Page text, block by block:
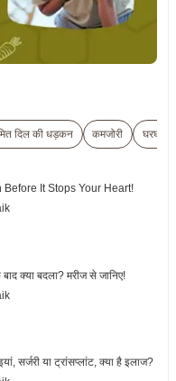
दिल की धड़कन कमजोरी
It Stops Your Heart!
बाद क्या बदला? मरीज से जानिए!
सर्जरी या ट्रांसप्लांट, क्या है इलाज?